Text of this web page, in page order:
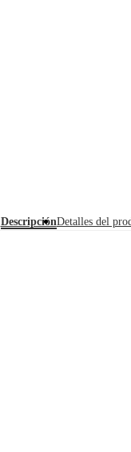
DescripciónDetalles del